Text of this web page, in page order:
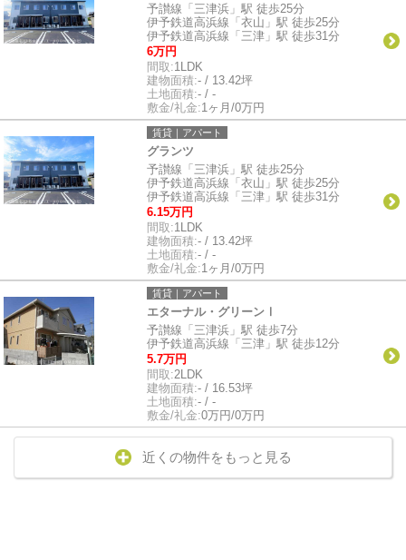
予讃線「三津浜」駅 徒歩25分
伊予鉄道高浜線「衣山」駅 徒歩25分
伊予鉄道高浜線「三津」駅 徒歩31分
6万円
間取:1LDK
建物面積:- / 13.42坪
土地面積:- / -
敷金/礼金:1ヶ月/0万円
賃貸｜アパート
グランツ
予讃線「三津浜」駅 徒歩25分
伊予鉄道高浜線「衣山」駅 徒歩25分
伊予鉄道高浜線「三津」駅 徒歩31分
6.15万円
間取:1LDK
建物面積:- / 13.42坪
土地面積:- / -
敷金/礼金:1ヶ月/0万円
賃貸｜アパート
エターナル・グリーンⅠ
予讃線「三津浜」駅 徒歩7分
伊予鉄道高浜線「三津」駅 徒歩12分
5.7万円
間取:2LDK
建物面積:- / 16.53坪
土地面積:- / -
敷金/礼金:0万円/0万円
近くの物件をもっと見る